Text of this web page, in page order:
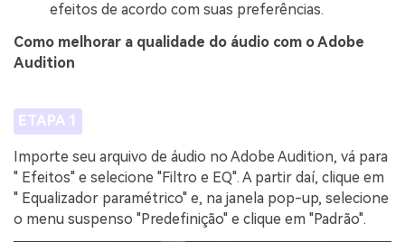
efeitos de acordo com suas preferências.
Como melhorar a qualidade do áudio com o Adobe
Audition
ETAPA 1
Importe seu arquivo de áudio no Adobe Audition, vá para
" Efeitos" e selecione "Filtro e EQ". A partir daí, clique em
" Equalizador paramétrico" e, na janela pop-up, selecione
o menu suspenso "Predefinição" e clique em "Padrão".